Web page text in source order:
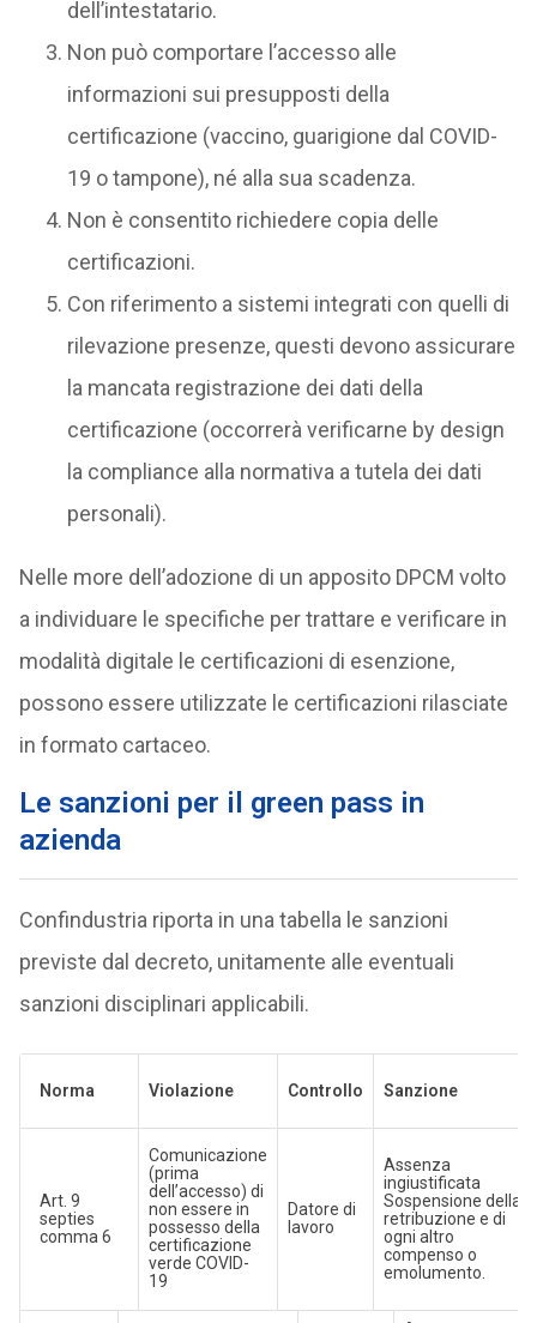
dell’intestatario.
Non può comportare l’accesso alle
informazioni sui presupposti della
certificazione (vaccino, guarigione dal COVID-
19 o tampone), né alla sua scadenza.
Non è consentito richiedere copia delle
certificazioni.
Con riferimento a sistemi integrati con quelli di
rilevazione presenze, questi devono assicurare
la mancata registrazione dei dati della
certificazione (occorrerà verificarne by design
la compliance alla normativa a tutela dei dati
personali).
Nelle more dell’adozione di un apposito DPCM volto
a individuare le specifiche per trattare e verificare in
modalità digitale le certificazioni di esenzione,
possono essere utilizzate le certificazioni rilasciate
in formato cartaceo.
Le sanzioni per il green pass in
azienda
Confindustria riporta in una tabella le sanzioni
previste dal decreto, unitamente alle eventuali
sanzioni disciplinari applicabili.
Norma Violazione Controllo Sanzione
Art. 9
septies
comma 6
Comunicazione
(prima
dell’accesso) di
non essere in
possesso della
certificazione
verde COVID-
19
Datore di
lavoro
Assenza
ingiustificata
Sospensione della
retribuzione e di
ogni altro
compenso o
emolumento.